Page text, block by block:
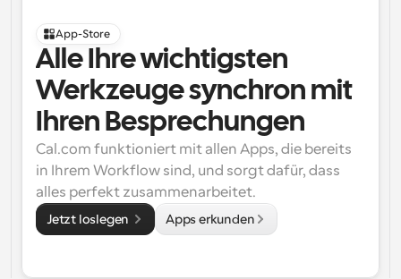
App-Store
Alle Ihre wichtigsten
Werkzeuge synchron mit
Ihren Besprechungen
Cal.com funktioniert mit allen Apps, die bereits
in Ihrem Workflow sind, und sorgt dafür, dass
alles perfekt zusammenarbeitet.
Jetzt loslegen Apps erkunden